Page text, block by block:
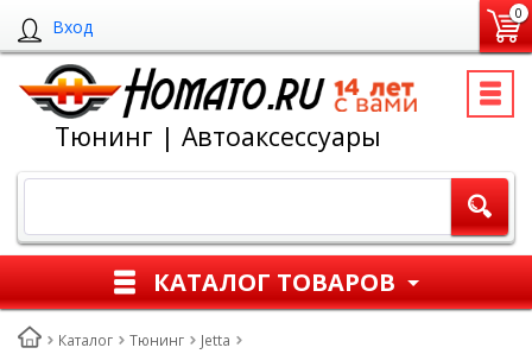
Вход
0
Тюнинг | Автоаксессуары
КАТАЛОГ ТОВАРОВ
Каталог Тюнинг
Jetta